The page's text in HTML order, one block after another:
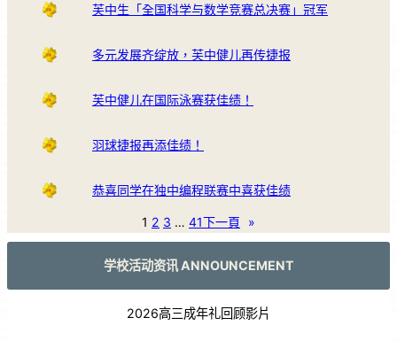
芙中生「全国科学与数学竞赛总决赛」冠军
多元发展齐绽放，芙中健儿再传捷报
芙中健儿在国际泳赛获佳绩！
羽球捷报再添佳绩！
恭喜同学在独中编程联赛中喜获佳绩
1 2 3 … 41下一頁 »
学校活动资讯 ANNOUNCEMENT
2026高三成年礼回顾影片